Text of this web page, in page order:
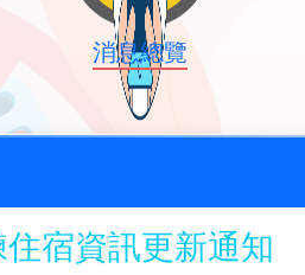
消息總覽
宿資訊更新通知